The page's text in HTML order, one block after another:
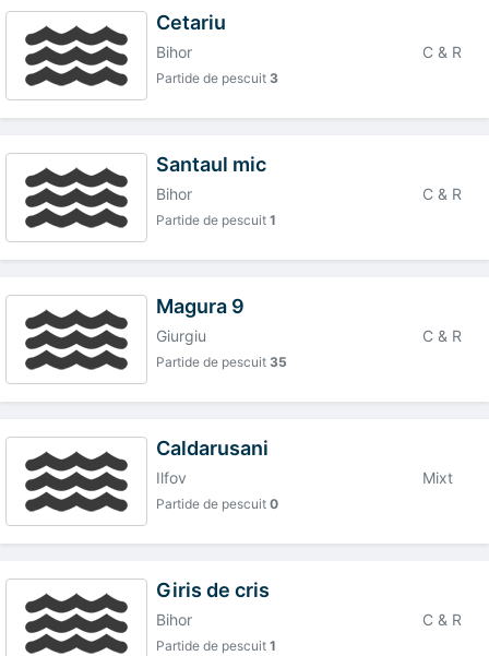
Cetariu
Bihor C & R
Partide de pescuit 3
Santaul mic
Bihor C & R
Partide de pescuit 1
Magura 9
Giurgiu C & R
Partide de pescuit 35
Caldarusani
Ilfov Mixt
Partide de pescuit 0
Giris de cris
Bihor C & R
Partide de pescuit 1